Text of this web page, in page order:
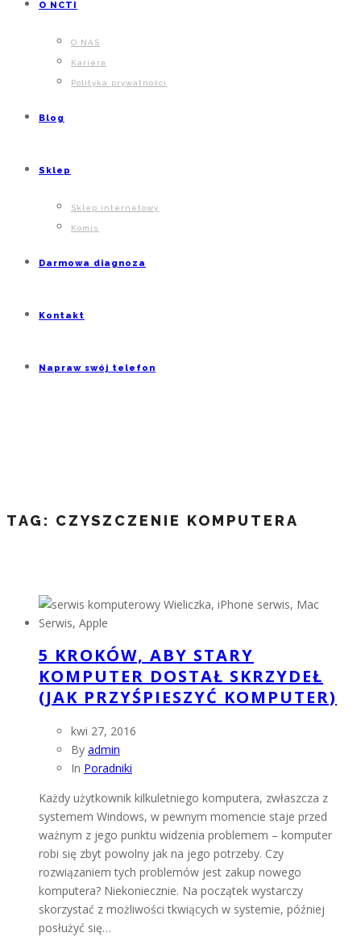
O NCTI
O NAS
Kariera
Polityka prywatności
Blog
Sklep
Sklep internetowy
Komis
Darmowa diagnoza
Kontakt
Napraw swój telefon
TAG: CZYSZCZENIE KOMPUTERA
5 KROKÓW, ABY STARY
KOMPUTER DOSTAŁ SKRZYDEŁ
(JAK PRZYŚPIESZYĆ KOMPUTER)
kwi 27, 2016
By admin
In Poradniki
Każdy użytkownik kilkuletniego komputera, zwłaszcza z
systemem Windows, w pewnym momencie staje przed
ważnym z jego punktu widzenia problemem – komputer
robi się zbyt powolny jak na jego potrzeby. Czy
rozwiązaniem tych problemów jest zakup nowego
komputera? Niekoniecznie. Na początek wystarczy
skorzystać z możliwości tkwiących w systemie, później
posłużyć się…